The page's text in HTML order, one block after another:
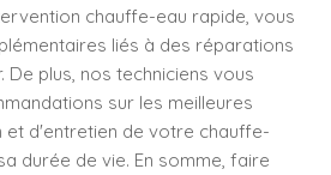
chauffe-eau rapide, vous
liés à des réparations
De plus, nos techniciens vous
sur les meilleures
et d'entretien de votre chauffe-
durée de vie. En somme, faire